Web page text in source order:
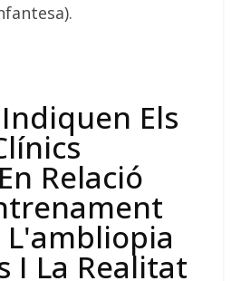
Els
Relació
I La Realitat